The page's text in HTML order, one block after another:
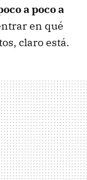
a poco a
en qué
claro está.